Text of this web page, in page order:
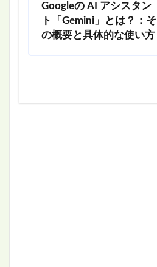
Googleの AI アシスタン
ト「Gemini」とは？：そ
の概要と具体的な使い方